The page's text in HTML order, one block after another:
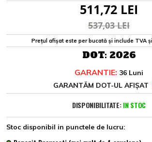
511,72 LEI
537,03 LEI
Prețul afișat este per bucată și include TVA
DOT: 2026
GARANTIE: 36 Luni
GARANTĂM DOT-UL AFIȘAT
DISPONIBILITATE: IN STOC
Stoc disponibil in punctele de lucru: